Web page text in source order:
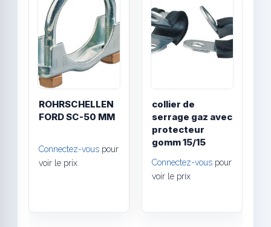
ROHRSCHELLEN
FORD SC-50 MM
Connectez-vous pour
voir le prix
collier de
serrage gaz avec
protecteur
gomm 15/15
Connectez-vous pour
voir le prix